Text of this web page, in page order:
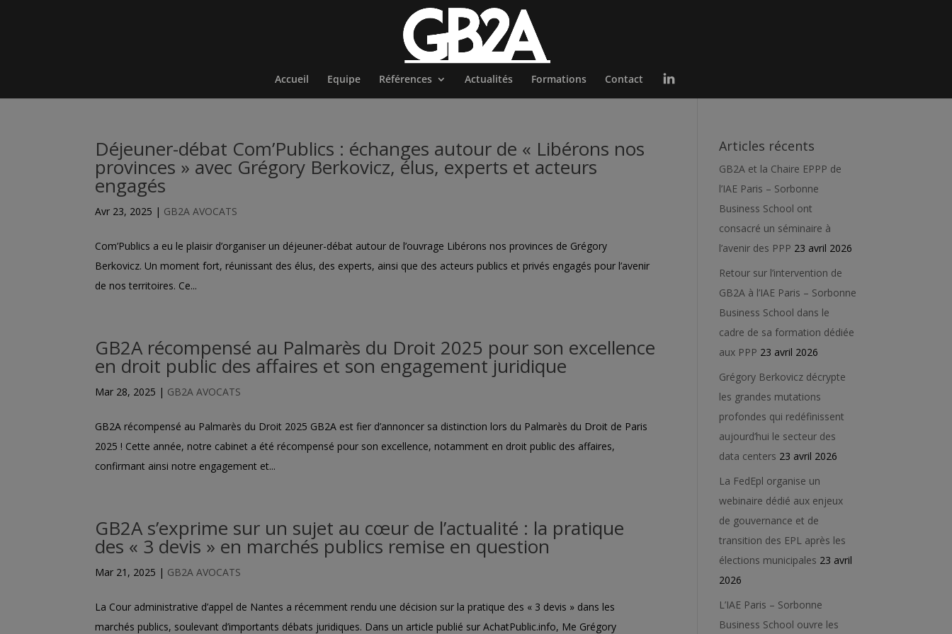
Accueil Equipe Références Actualités Formations Contact
n
Déjeuner-débat Com’Publics : échanges autour de « Libérons nos
provinces » avec Grégory Berkovicz, élus, experts et acteurs
engagés
Avr 23, 2025 | GB2A AVOCATS
Com’Publics a eu le plaisir d’organiser un déjeuner-débat autour de l’ouvrage Libérons nos provinces de Grégory
Berkovicz. Un moment fort, réunissant des élus, des experts, ainsi que des acteurs publics et privés engagés pour l’avenir
de nos territoires. Ce...
GB2A récompensé au Palmarès du Droit 2025 pour son excellence
en droit public des affaires et son engagement juridique
Mar 28, 2025 | GB2A AVOCATS
GB2A récompensé au Palmarès du Droit 2025 GB2A est fier d’annoncer sa distinction lors du Palmarès du Droit de Paris
2025 ! Cette année, notre cabinet a été récompensé pour son excellence, notamment en droit public des affaires,
confirmant ainsi notre engagement et...
GB2A s’exprime sur un sujet au cœur de l’actualité : la pratique
des « 3 devis » en marchés publics remise en question
Mar 21, 2025 | GB2A AVOCATS
La Cour administrative d’appel de Nantes a récemment rendu une décision sur la pratique des « 3 devis » dans les
marchés publics, soulevant d’importants débats juridiques. Dans un article publié sur AchatPublic.info, Me Grégory
Articles récents
GB2A et la Chaire EPPP de
l’IAE Paris – Sorbonne
Business School ont
consacré un séminaire à
l’avenir des PPP 23 avril 2026
Retour sur l’intervention de
GB2A à l’IAE Paris – Sorbonne
Business School dans le
cadre de sa formation dédiée
aux PPP 23 avril 2026
Grégory Berkovicz décrypte
les grandes mutations
profondes qui redéfinissent
aujourd’hui le secteur des
data centers 23 avril 2026
La FedEpl organise un
webinaire dédié aux enjeux
de gouvernance et de
transition des EPL après les
élections municipales 23 avril
2026
L’IAE Paris – Sorbonne
Business School ouvre les